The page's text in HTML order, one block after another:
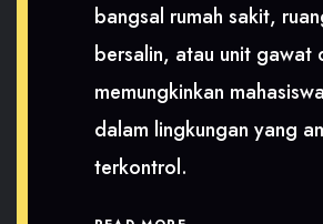
bangsal rumah sakit,
bersalin, atau unit gawat
memungkinkan
dalam lingkungan yang
terkontrol.